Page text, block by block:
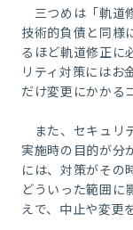
三つめは「軌道
技術的負債と同様
るほど軌道修正に
リティ対策にはお
だけ変更にかかる
また、セキュリ
実施時の目的が分
には、対策がその
どういった範囲に
えで、中止や変更